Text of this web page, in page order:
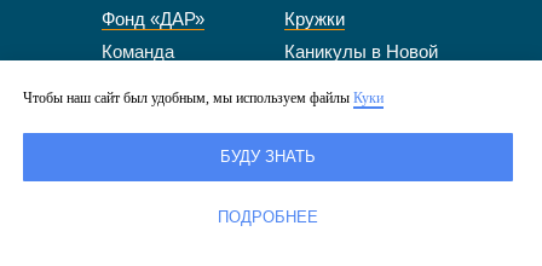
Фонд «ДАР»
Команда
обучения и
Кружки
Каникулы в Новой
Подростковая школа
«Микс»
Дошкольное
Чтобы наш сайт был удобным, мы используем файлы Куки
БУДУ ЗНАТЬ
ПОДРОБНЕЕ